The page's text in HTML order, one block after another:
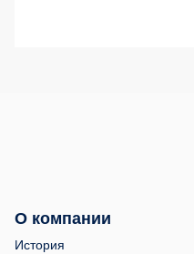
О компании
История